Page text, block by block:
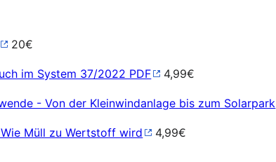
20€
im System 37/2022 PDF 4,99€
- Von der Kleinwindanlage bis zum Solarpark
Müll zu Wertstoff wird 4,99€